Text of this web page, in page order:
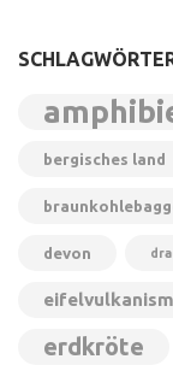
bergisches land
devon
erdkröte